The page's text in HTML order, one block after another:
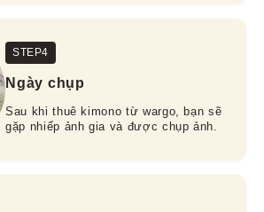
STEP4
Ngày chụp
Sau khi thuê kimono từ wargo, bạn sẽ
gặp nhiếp ảnh gia và được chụp ảnh.